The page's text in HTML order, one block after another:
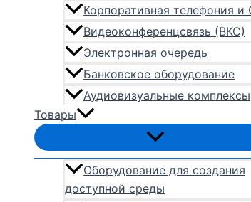
Корпоративная телефония
Видеоконференцсвязь (ВКС)
Электронная очередь
Банковское оборудование
Аудиовизуальные комплексы
Товары
Оборудование для создания
доступной среды